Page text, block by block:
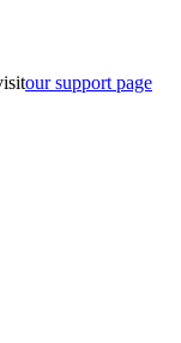
our support page